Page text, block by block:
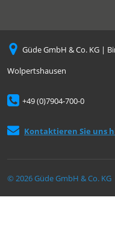
Güde GmbH & Co. KG |
Wolpertshausen
+49 (0)7904-700-0
Kontaktieren Sie uns
© 2026 Güde GmbH & Co. KG